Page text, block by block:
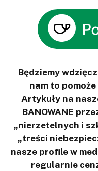
Będziemy
nam to
Artykuły na
BANOWANE
„nierzetelnych i
„treści
nasze profile w
regularnie